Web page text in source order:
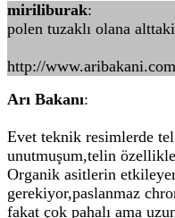
miriliburak:
polen tuzaklı olana
http://
Arı Bakanı:
Evet teknik resimlerde
unutmuşum,telin
Organik asitlerin
gerekiyor,paslanmaz
fakat çok pahalı ama